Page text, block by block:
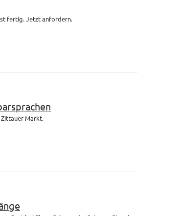
fertig. Jetzt anfordern.
Zittauer Markt.